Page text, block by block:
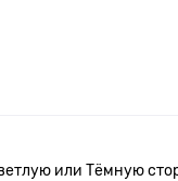
или Тёмную